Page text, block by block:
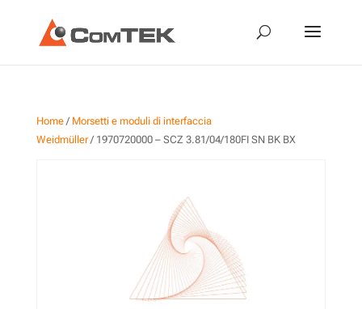
Home/ Morsetti e moduli di interfaccia
Weidmüller/ 1970720000 – SCZ 3.81/04/180FI SN BK BX